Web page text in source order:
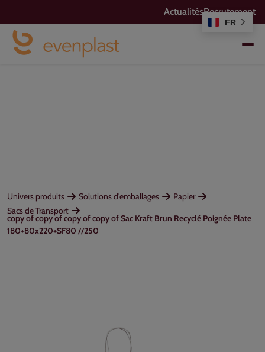
FR
ActualitésRecrutement
Univers produits Solutions d'emballages
Papier
Sacs de Transport
copy of copy of copy of copy of Sac Kraft Brun Recyclé Poignée Plate
180+80x220+SF80 //250